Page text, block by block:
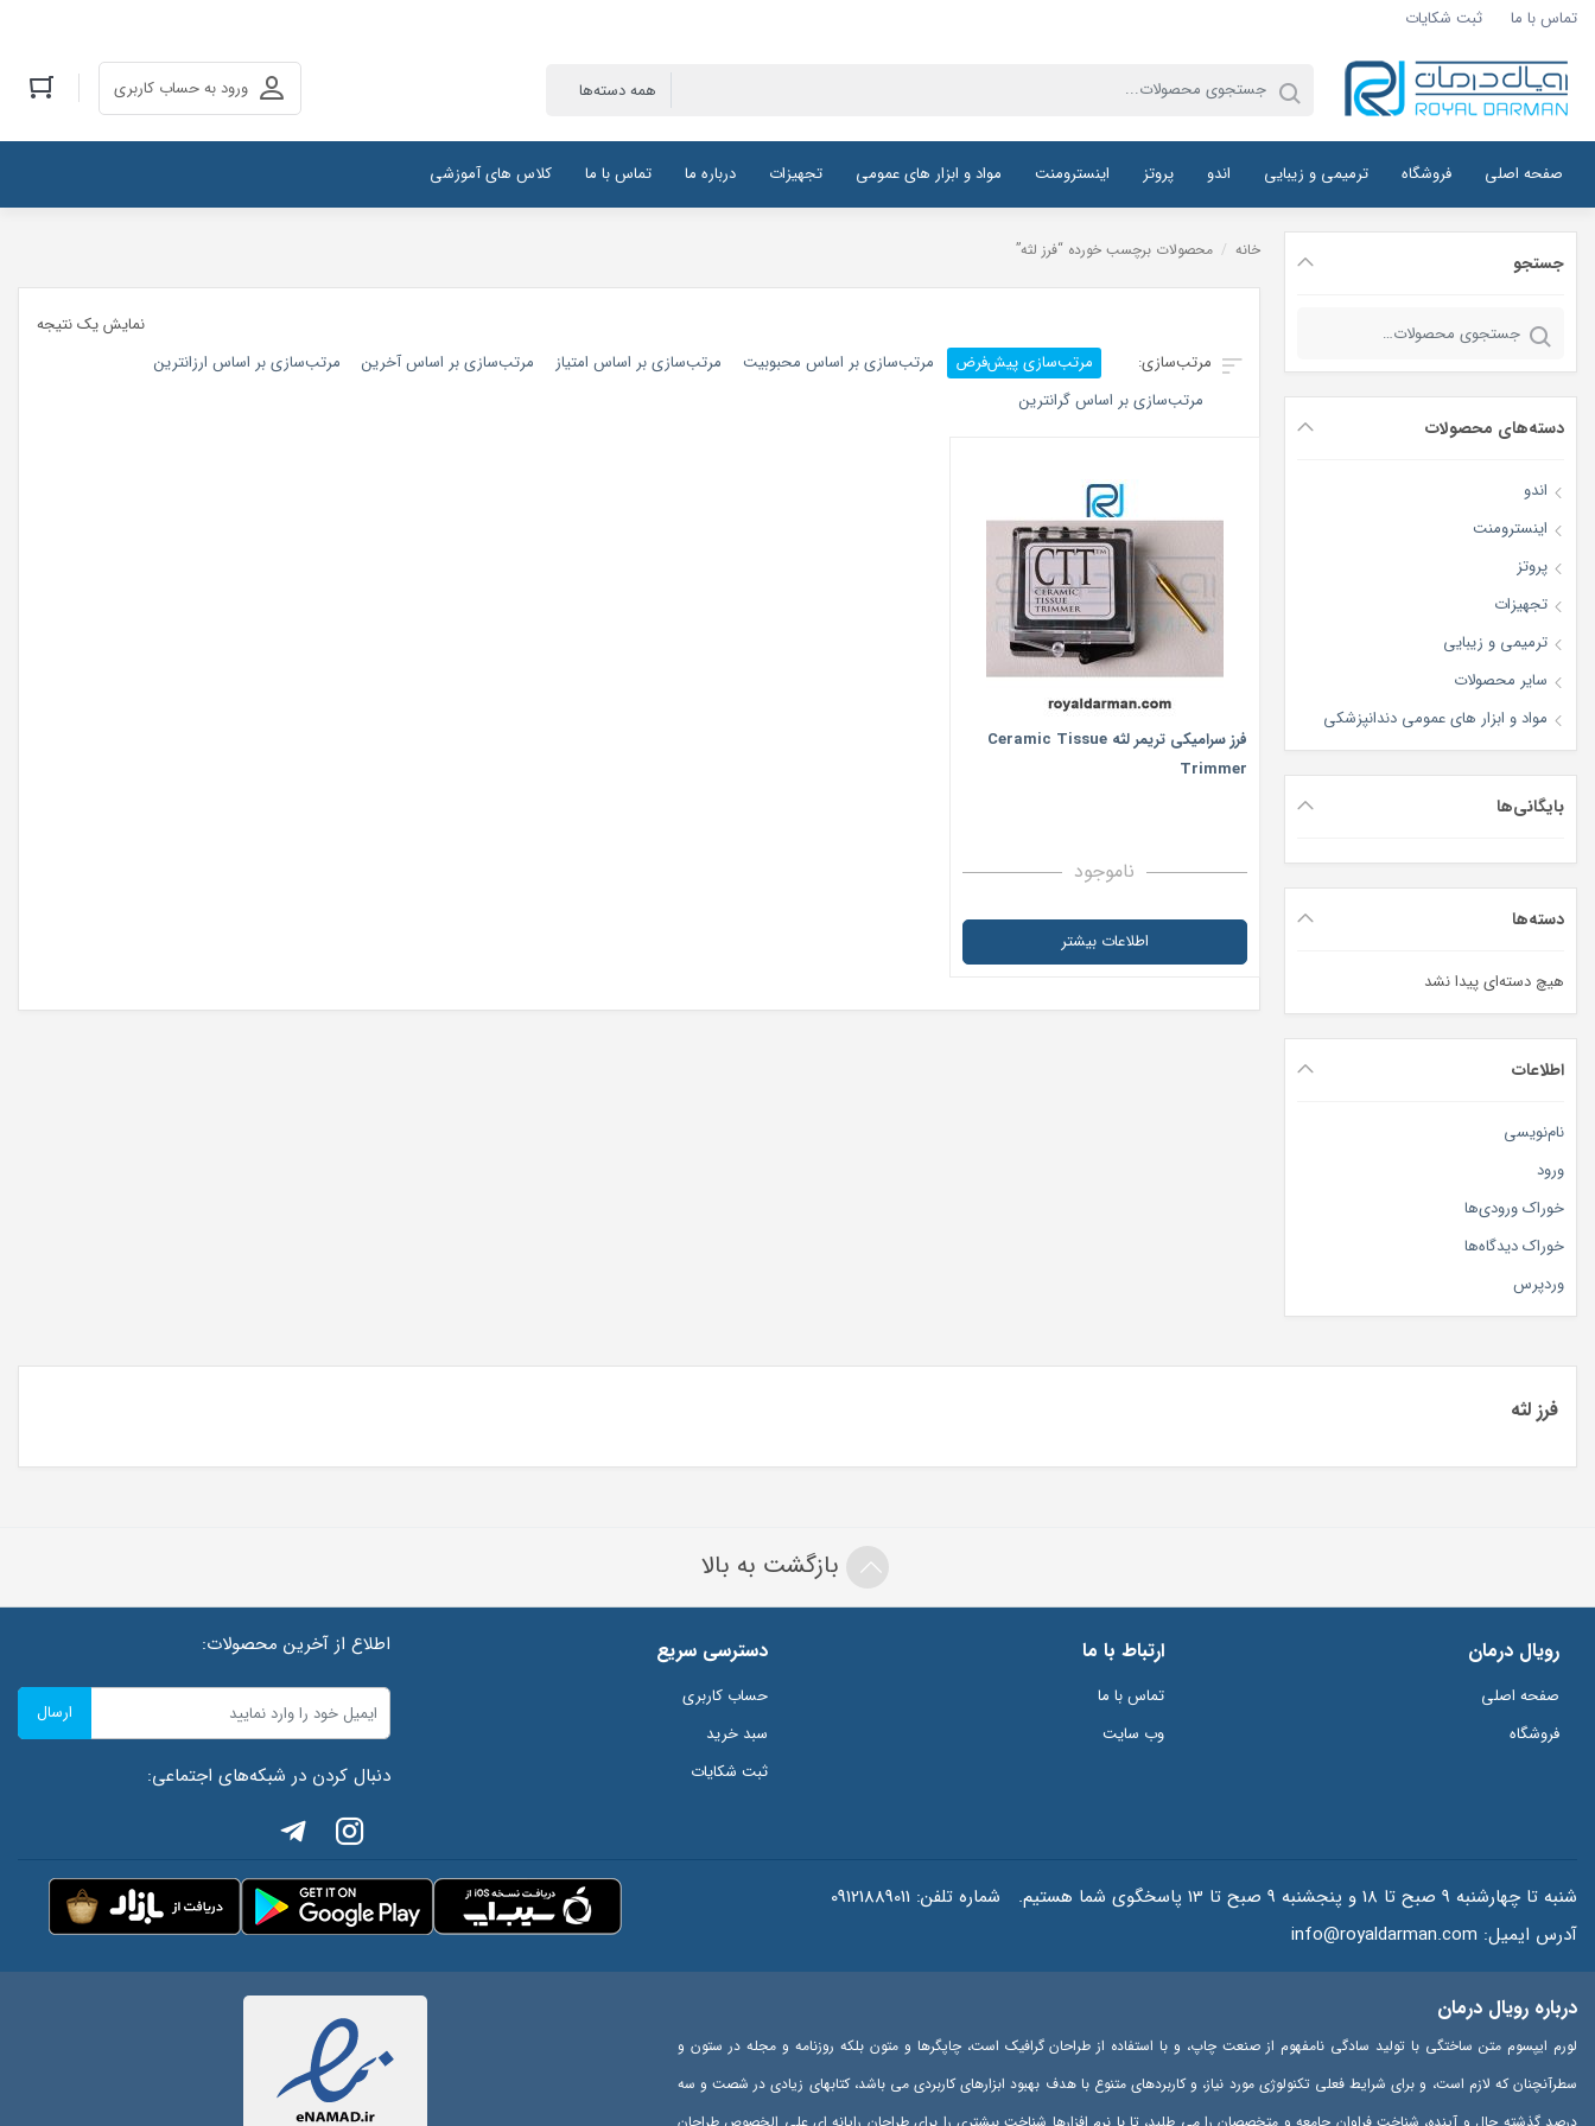
تماس با ما ثبت شکایات
ورود به حساب کاربری
صفحه اصلی فروشگاه ترمیمی و زیبایی اندو پروتز اینسترومنت مواد و ابزار های عمومی تجهیزات درباره ما تماس با ما کلاس های آموزشی
جستجو
جستجو
دسته‌های محصولات
اندو
اینسترومنت
پروتز
تجهیزات
ترمیمی و زیبایی
سایر محصولات
مواد و ابزار های عمومی دندانپزشکی
بایگانی‌ها
دسته‌ها
هیچ دسته‌ای پیدا نشد
اطلاعات
نام‌نویسی
ورود
خوراک ورودی‌ها
خوراک دیدگاه‌ها
وردپرس
خانه / محصولات برچسب خورده “فرز لثه”
نمایش یک نتیجه
مرتب‌سازی پیش‌فرض
مرتب‌سازی بر اساس محبوبیت مرتب‌سازی بر اساس امتیاز مرتب‌سازی بر اساس آخرین
مرتب‌سازی بر اساس ارزانترین
مرتب‌سازی بر اساس گرانترین
فرز سرامیکی تریمر لثه Ceramic Tissue
Trimmer
ناموجود
اطلاعات بیشتر
فرز لثه
بازگشت به بالا
رویال درمان
صفحه اصلی
فروشگاه
ارتباط با ما
تماس با ما
وب سایت
دسترسی سریع
حساب کاربری
سبد خرید
ثبت شکایات
اطلاع از آخرین محصولات:
ارسال
دنبال کردن در شبکه‌های اجتماعی:
شنبه تا چهارشنبه 9 صبح تا 18 و پنجشنبه 9 صبح تا 13 پاسخگوی شما هستیم. شماره تلفن: 09121889011
آدرس ایمیل: info@royaldarman.com
درباره رویال درمان
لورم ایپسوم متن ساختگی با تولید سادگی نامفهوم از صنعت چاپ، و با استفاده از طراحان گرافیک است، چاپگرها و متون بلکه روزنامه و مجله در ستون و
سطرآنچنان که لازم است، و برای شرایط فعلی تکنولوژی مورد نیاز، و کاربردهای متنوع با هدف بهبود ابزارهای کاربردی می باشد، کتابهای زیادی در شصت و سه